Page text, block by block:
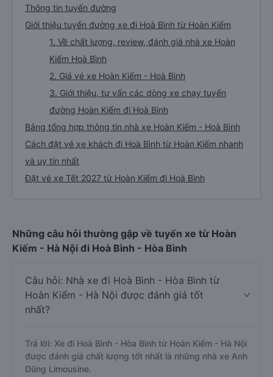
Thông tin tuyến đường
Giới thiệu tuyến đường xe đi Hoà Bình từ Hoàn Kiếm
1. Về chất lượng, review, đánh giá nhà xe Hoàn
Kiếm Hoà Bình
2. Giá vé xe Hoàn Kiếm - Hoà Bình
3. Giới thiệu, tư vấn các dòng xe chạy tuyến
đường Hoàn Kiếm đi Hoà Bình
Bảng tổng hợp thông tin nhà xe Hoàn Kiếm - Hoà Bình
Cách đặt vé xe khách đi Hoà Bình từ Hoàn Kiếm nhanh
và uy tín nhất
Đặt vé xe Tết 2027 từ Hoàn Kiếm đi Hoà Bình
Những câu hỏi thường gặp về tuyến xe từ Hoàn
Kiếm - Hà Nội đi Hoà Bình - Hòa Bình
Câu hỏi: Nhà xe đi Hoà Bình - Hòa Bình từ
Hoàn Kiếm - Hà Nội được đánh giá tốt
nhất?
Trả lời: Xe đi Hoà Bình - Hòa Bình từ Hoàn Kiếm - Hà Nội
được đánh giá chất lượng tốt nhất là những nhà xe Anh
Dũng Limousine.